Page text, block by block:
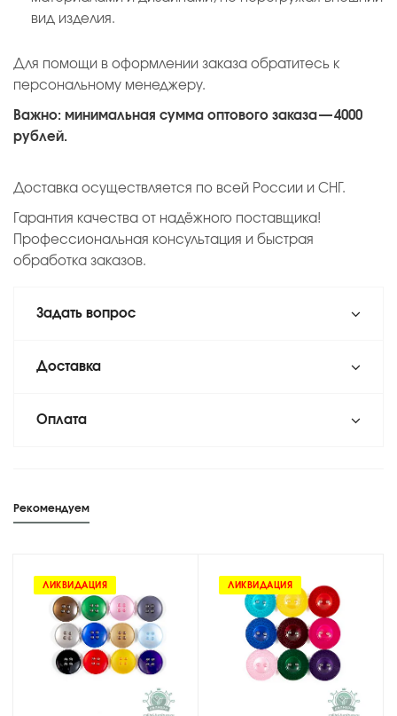
вид изделия.
Для помощи в оформлении заказа обратитесь к
персональному менеджеру.
Важно: минимальная сумма оптового заказа — 4000
рублей.
Доставка осуществляется по всей России и СНГ.
Гарантия качества от надёжного поставщика!
Профессиональная консультация и быстрая
обработка заказов.
Задать вопрос
Доставка
Оплата
Рекомендуем
ЛИКВИДАЦИЯ ЛИКВИДАЦИЯ